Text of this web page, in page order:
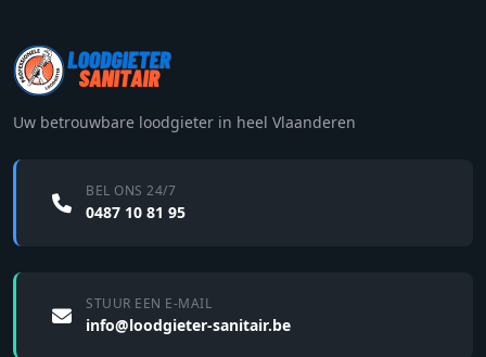
Uw betrouwbare loodgieter in heel Vlaanderen
BEL ONS 24/7
0487 10 81 95
STUUR EEN E-MAIL
info@loodgieter-sanitair.be